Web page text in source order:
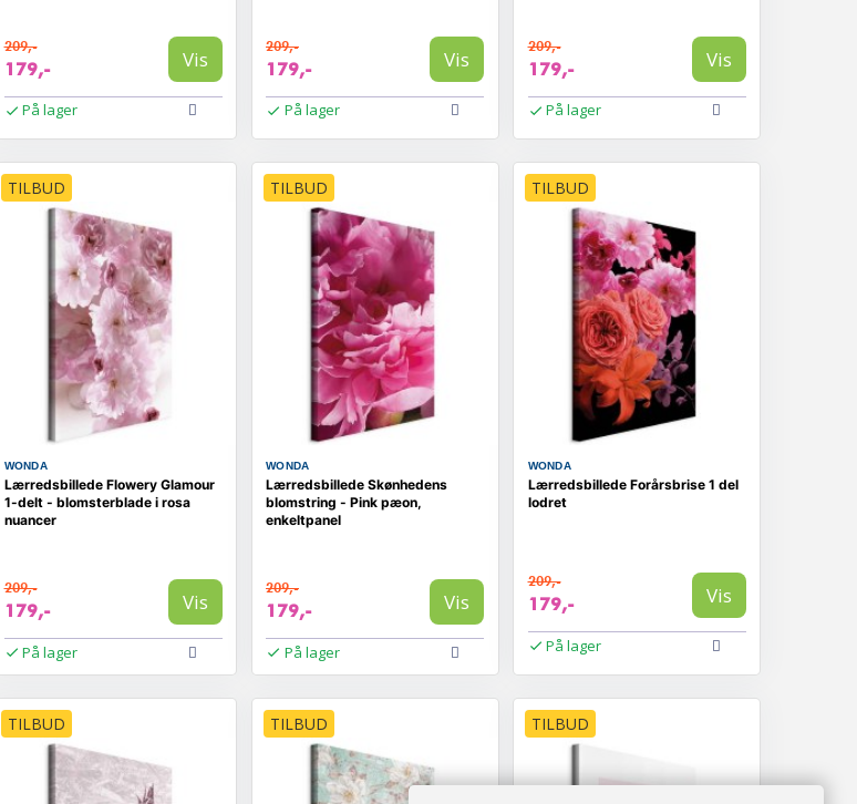
209,-
179,- Vis
På lager
209,-
179,- Vis
På lager
209,-
179,- Vis
På lager
TILBUD
WONDA
Lærredsbillede Flowery Glamour
1-delt - blomsterblade i rosa
nuancer
209,-
179,- Vis
På lager
TILBUD
WONDA
Lærredsbillede Skønhedens
blomstring - Pink pæon,
enkeltpanel
209,-
179,- Vis
På lager
TILBUD
WONDA
Lærredsbillede Forårsbrise 1 del
lodret
209,-
179,- Vis
På lager
TILBUD TILBUD TILBUD